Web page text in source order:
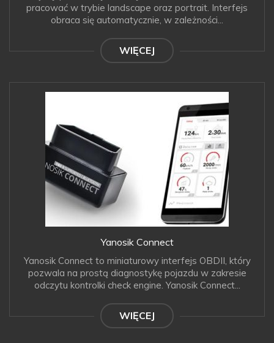
pracować w trybie landscape oraz portrait. Interfejs
obraca się automatycznie, w zależności...
WIĘCEJ
Yanosik Connect
Yanosik Connect to miniaturowy interfejs OBDII, który
pozwala na prostą diagnostykę pojazdu w zakresie
odczytu kontrolki check engine. Yanosik Connect...
WIĘCEJ